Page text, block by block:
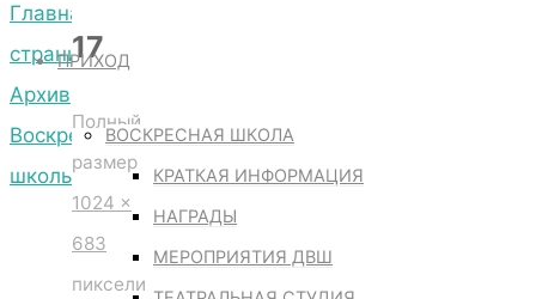
ПРИХОД
ВОСКРЕСНАЯ ШКОЛА
КРАТКАЯ ИНФОРМАЦИЯ
НАГРАДЫ
МЕРОПРИЯТИЯ ДВШ
Главная
страница
Архив
Воскресной
школы
17
Полный
размер
1024 ×
683
пиксели